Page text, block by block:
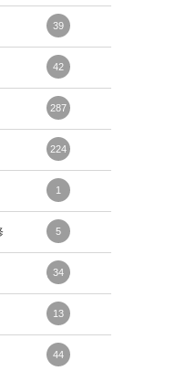
39
42
287
224
1
5
34
13
44